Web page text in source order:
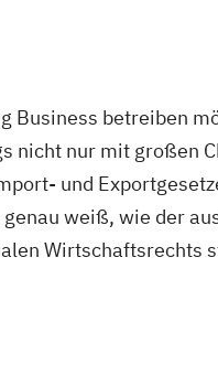
Business betreiben
nur mit großen
und
weiß, wie der
Wirtschaftsrechts